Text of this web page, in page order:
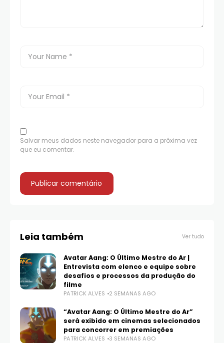
Salvar meus dados neste navegador para a próxima vez
que eu comentar.
Leia também Ver tudo
Avatar Aang: O Último Mestre do Ar |
Entrevista com elenco e equipe sobre
desafios e processos da produção do
filme
PATRICK ALVES 2 SEMANAS AGO
“Avatar Aang: O Último Mestre do Ar”
será exibido em cinemas selecionados
para concorrer em premiações
PATRICK ALVES 3 SEMANAS AGO